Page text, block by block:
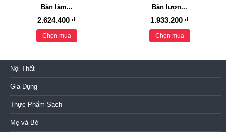
Bàn làm...
2.624.400 ₫
Chọn mua
Bàn lượn...
1.933.200 ₫
Chọn mua
Nội Thất
Gia Dụng
Thực Phẩm Sạch
Mẹ và Bé